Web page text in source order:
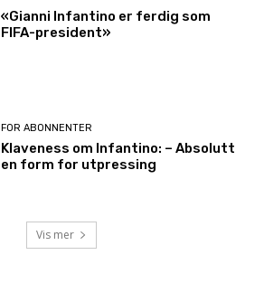
«Gianni Infantino er ferdig som
FIFA-president»
FOR ABONNENTER
Klaveness om Infantino: – Absolutt
en form for utpressing
Vis mer